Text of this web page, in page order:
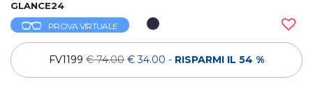
GLANCE24
PROVA VIRTUALE
FV1199 € 74.00 € 34.00 - RISPARMI IL 54 %